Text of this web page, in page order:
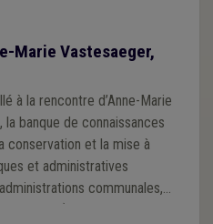
à l’information en matière
Marie Vastesaeger,
à la rencontre d’Anne-Marie
la banque de connaissances
conservation et la mise à
et administratives
communales,